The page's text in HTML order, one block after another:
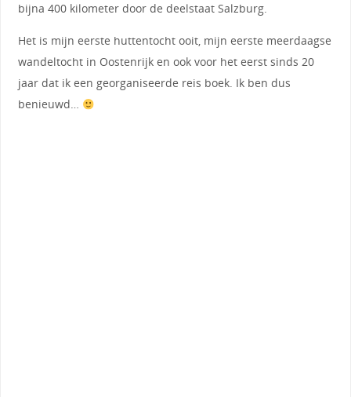
bijna 400 kilometer door de deelstaat Salzburg.
Het is mijn eerste huttentocht ooit, mijn eerste meerdaagse
wandeltocht in Oostenrijk en ook voor het eerst sinds 20
jaar dat ik een georganiseerde reis boek. Ik ben dus
benieuwd…